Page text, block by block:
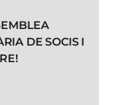
DE SOCIS I